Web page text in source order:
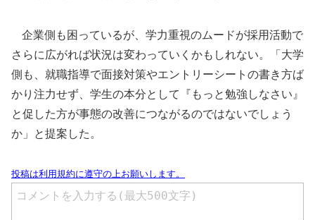
企業側も困っているが、学力重視のムードが採用活動で
さらに広がれば状況は変わっていくかもしれない。「大学
側も、就職指導で面接対策やエントリーシートの書き方ば
かり注力せず、学生の本分として『もっと勉強しなさい』
と促した方が事態の改善につながるのではないでしょう
か」と提案した。